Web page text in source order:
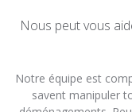
Nous peut vous
Notre équipe est
savent manipuler